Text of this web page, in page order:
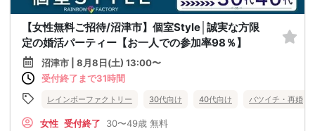
【女性無料ご招待/沼津市】個室Style│誠実な方限
定の婚活パーティー【お一人での参加率98％】
沼津市 | 8月8日(土) 13:00〜
受付終了まで31時間
レインボーファクトリー 30代向け 40代向け バツイチ・再婚
女性 受付終了 30〜49歳 無料